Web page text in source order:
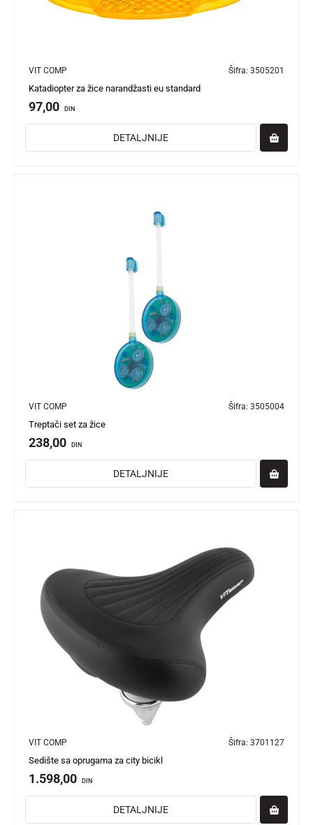
VIT COMP Šifra: 3505201
Katadiopter za žice narandžasti eu standard
97,00 DIN
DETALJNIJE
VIT COMP Šifra: 3505004
Treptači set za žice
238,00 DIN
DETALJNIJE
VIT COMP Šifra: 3701127
Sedište sa oprugama za city bicikl
1.598,00 DIN
DETALJNIJE